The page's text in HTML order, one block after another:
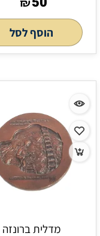
הוסף לסל
מדלית ברונזה